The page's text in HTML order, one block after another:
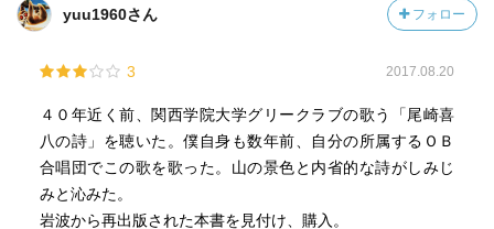
yuu1960さん フォロー
3 2017.08.20
４０年近く前、関西学院大学グリークラブの歌う「尾崎喜
八の詩」を聴いた。僕自身も数年前、自分の所属するＯＢ
合唱団でこの歌を歌った。山の景色と内省的な詩がしみじ
みと沁みた。
岩波から再出版された本書を見付け、購入。